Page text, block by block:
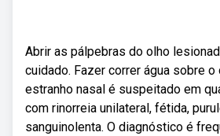
Abrir as pálpebras do olho
cuidado. Fazer correr água sobre o
estranho nasal é suspeitado em
com rinorreia unilateral, fétida,
sanguinolenta. O diagnóstico é